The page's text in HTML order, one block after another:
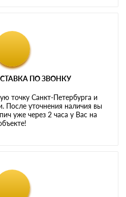
ПО ЗВОНКУ
точку Санкт-Петербурга и
После уточнения наличия вы
уже через 2 часа у Вас на